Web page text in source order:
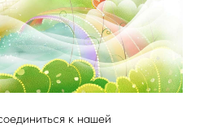
к нашей